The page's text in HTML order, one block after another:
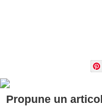
Propune un articol